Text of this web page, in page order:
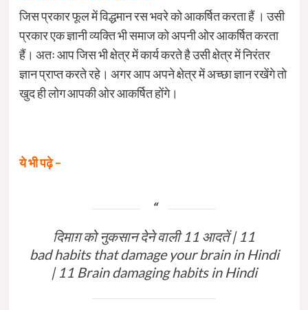
जिस प्रकार फूल में विद्धमान रस भवरे को आकर्षित करता हैं । उसी
प्रकार एक ज्ञानी व्यक्ति भी समाज को अपनी ओर आकर्षित करता
हैं। अतः आप जिस भी क्षेत्र में कार्य करते है उसी क्षेत्र में निरंतर
ज्ञान प्राप्त करते रहे। अगर आप अपने क्षेत्र में अच्छा ज्ञान रखेंगे तो
खुद ही लोग आपकी ओर आकर्षित होंगे।
ये भी पढ़े –
दिमाग़ को नुकसान देने वाली 11 आदतें | 11
bad habits that damage your brain in Hindi
| 11 Brain damaging habits in Hindi